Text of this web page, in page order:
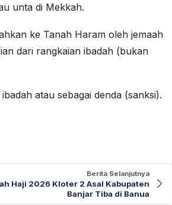
unta di Mekkah.
ke Tanah Haram oleh jemaah
dari rangkaian ibadah (bukan
atau sebagai denda (sanksi).
Berita Selanjutnya
Haji 2026 Kloter 2 Asal Kabupaten
Banjar Tiba di Banua